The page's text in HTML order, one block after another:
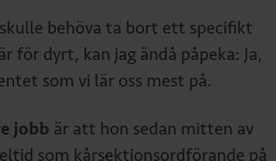
behöva ta bort ett specifikt
för dyrt, kan jag ändå påpeka: Ja,
som vi lär oss mest på.
jobb är att hon sedan mitten av
som kårsektionsordförande på